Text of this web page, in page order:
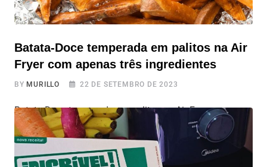
Batata-Doce temperada em palitos na Air
Fryer com apenas três ingredientes
BY MURILLO 22 DE SETEMBRO DE 2023
Batata-Doce temperada em palitos na Air Fryer com
apenas três ingredientes À procura de um petisco
gostoso, saudável e fácil de preparar? Não procure mais!
A Batata-Doce temperada em palitos na Air Fryer são a